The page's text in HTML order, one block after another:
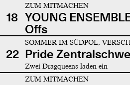
18
ZUM MITMACHEN
YOUNG
Offs
22
SOMMER IM SÜDPOL,
Pride
Zwei Dragqueens laden ein
ZUM MITMACHEN